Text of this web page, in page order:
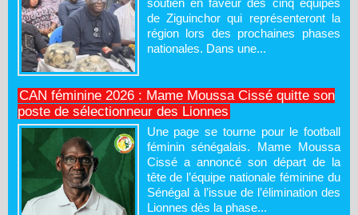
soutien en faveur des cinq équipes
de Ziguinchor qui représenteront la
région lors des prochaines phases
nationales. Dans une...
CAN féminine 2026 : Mame Moussa Cissé quitte son
poste de sélectionneur des Lionnes
Une page se tourne pour le football
féminin sénégalais. Mame Moussa
Cissé a annoncé son départ de la
tête de l’équipe nationale féminine du
Sénégal à l’issue de l’élimination des
Lionnes dès la phase...